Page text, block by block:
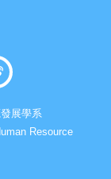
展學系
Resource